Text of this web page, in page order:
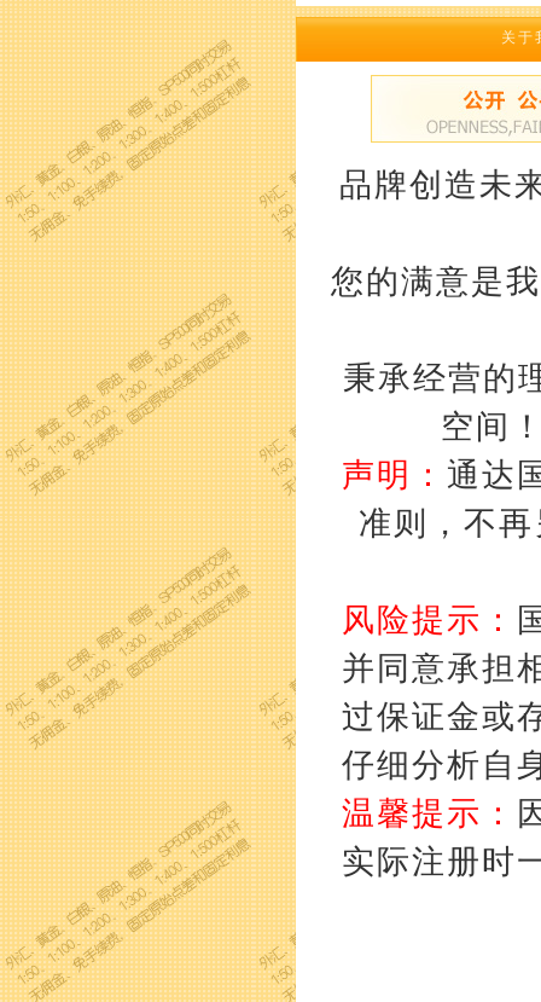
关于
品牌创造未
您的满意是
秉承经营的
空间
声明： 通达
准则，不
风险提示：
并同意承担
过保证金或
仔细分析自
温馨提示：
实际注册时